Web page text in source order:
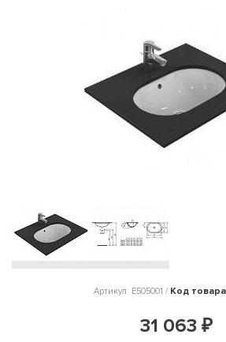
Артикул: E505001 / Код
31 063 ₽